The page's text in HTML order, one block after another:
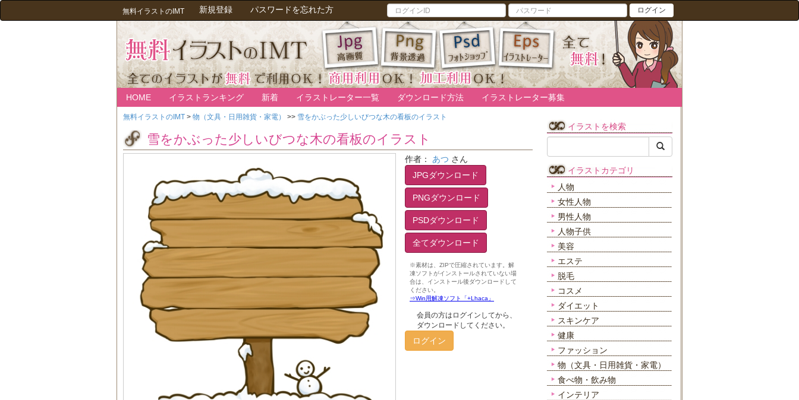
無料イラストのIMT 新規登録 パスワードを忘れた方 ログイン
HOME イラストランキング 新着 イラストレーター一覧 ダウンロード方法 イラストレーター募集
無料イラストのIMT > 物（文具・日用雑貨・家電） >> 雪をかぶった少しいびつな木の看板のイラスト
雪をかぶった少しいびつな木の看板のイラスト
作者： あつ さん
JPGダウンロード
PNGダウンロード
PSDダウンロード
全てダウンロード
会員の方はログインしてから、
ダウンロードしてください。
ログイン
イラストを検索
イラストカテゴリ
人物
女性人物
男性人物
人物子供
美容
エステ
脱毛
コスメ
ダイエット
スキンケア
健康
ファッション
物（文具・日用雑貨・家電）
食べ物・飲み物
インテリア